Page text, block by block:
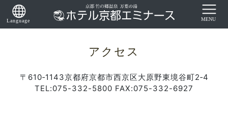
アクセス
〒610‐1143京都府京都市西京区大原野東境谷町2‐4
TEL:075-332-5800 FAX:075-332-6927